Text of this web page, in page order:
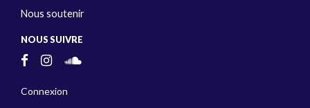
Nous soutenir
NOUS SUIVRE
Connexion